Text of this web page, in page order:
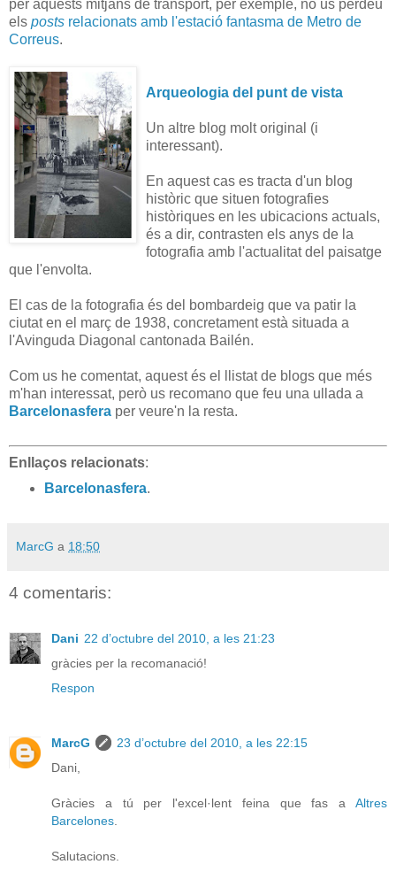
per aquests mitjans de transport, per exemple, no us perdeu
els posts relacionats amb l'estació fantasma de Metro de
Correus.
Arqueologia del punt de vista
Un altre blog molt original (i
interessant).
En aquest cas es tracta d'un blog
històric que situen fotografies
històriques en les ubicacions actuals,
és a dir, contrasten els anys de la
fotografia amb l'actualitat del paisatge
que l'envolta.
El cas de la fotografia és del bombardeig que va patir la
ciutat en el març de 1938, concretament està situada a
l'Avinguda Diagonal cantonada Bailén.
Com us he comentat, aquest és el llistat de blogs que més
m'han interessat, però us recomano que feu una ullada a
Barcelonasfera per veure'n la resta.
Enllaços relacionats:
Barcelonasfera.
MarcG a 18:50
4 comentaris:
Dani 22 d’octubre del 2010, a les 21:23
gràcies per la recomanació!
Respon
MarcG
23 d’octubre del 2010, a les 22:15
Dani,
Gràcies a tú per l'excel·lent feina que fas a Altres
Barcelones.
Salutacions.